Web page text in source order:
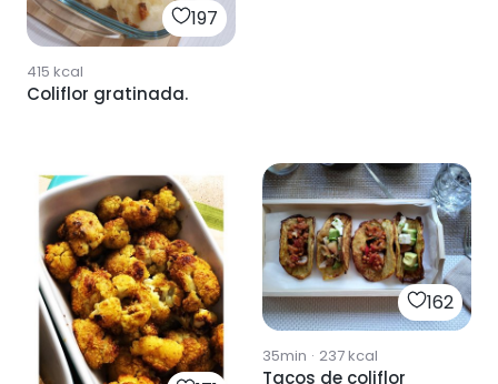
197
415 kcal
Coliflor gratinada.
162
35min · 237kcal
Tacos de coliflor